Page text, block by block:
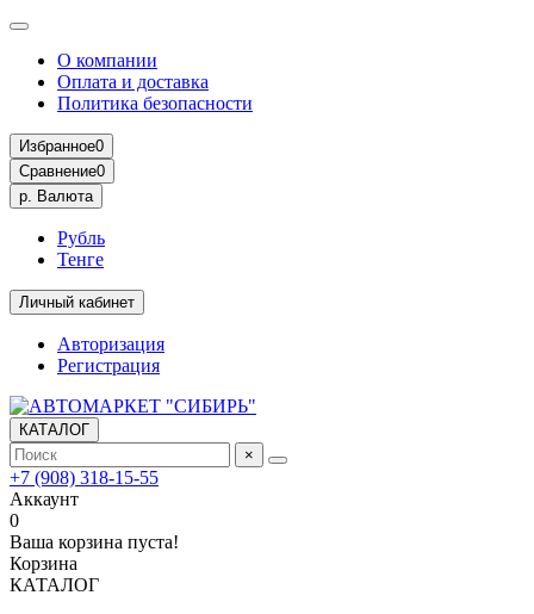
О компании
Оплата и доставка
Политика безопасности
Избранное0
Сравнение0
р. Валюта
Рубль
Тенге
Личный кабинет
Авторизация
Регистрация
КАТАЛОГ
×
+7 (908) 318-15-55
Аккаунт
0
Ваша корзина пуста!
Корзина
КАТАЛОГ